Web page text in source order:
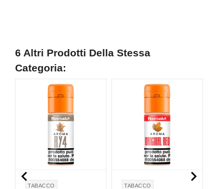
6 Altri Prodotti Della Stessa
Categoria:
TABACCO
NON DISPONIBILE
TABACCO
 